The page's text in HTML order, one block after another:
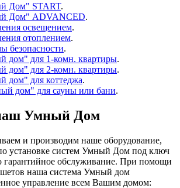
Дом" START.
Дом" ADVANCED.
освещением.
отоплением.
безопасности.
дом" для 1-комн. квартиры.
дом" для 2-комн. квартиры.
дом" для коттеджа.
дом" для сауны или бани.
Умный Дом
и производим наше оборудование,
установке систем Умный Дом под ключ
гарантийное обслуживание. При помощи
наша система Умный дом
управление всем Вашим домом: